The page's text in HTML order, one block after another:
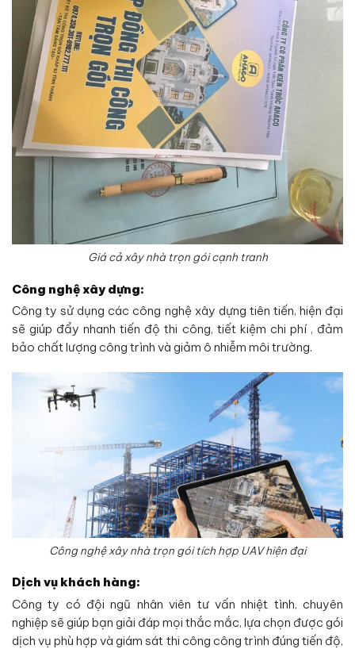
Giá cả xây nhà trọn gói cạnh tranh
Công nghệ xây dựng:
Công ty sử dụng các công nghệ xây dựng tiên tiến, hiện đại
sẽ giúp đẩy nhanh tiến độ thi công, tiết kiệm chi phí , đảm
bảo chất lượng công trình và giảm ô nhiễm môi trường.
Công nghệ xây nhà trọn gói tích hợp UAV hiện đại
Dịch vụ khách hàng:
Công ty có đội ngũ nhân viên tư vấn nhiệt tình, chuyên
nghiệp sẽ giúp bạn giải đáp mọi thắc mắc, lựa chọn được gói
dịch vụ phù hợp và giám sát thi công công trình đúng tiến độ,